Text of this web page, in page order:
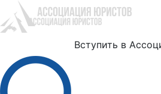
Вступить в